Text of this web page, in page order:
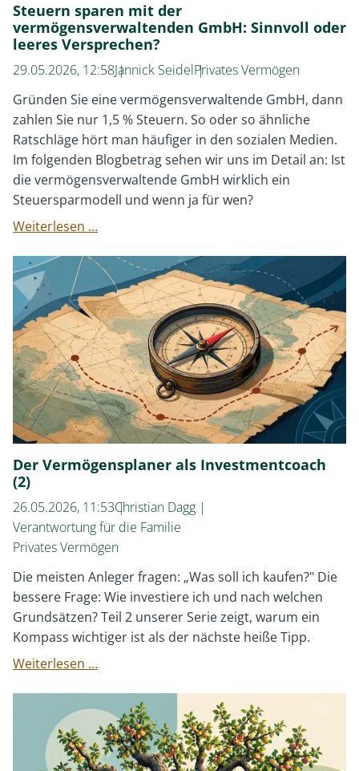
Steuern sparen mit der
vermögensverwaltenden GmbH: Sinnvoll oder
leeres Versprechen?
29.05.2026, 12:58Jannick SeidelPrivates Vermögen
Gründen Sie eine vermögensverwaltende GmbH, dann
zahlen Sie nur 1,5 % Steuern. So oder so ähnliche
Ratschläge hört man häufiger in den sozialen Medien.
Im folgenden Blogbetrag sehen wir uns im Detail an: Ist
die vermögensverwaltende GmbH wirklich ein
Steuersparmodell und wenn ja für wen?
Weiterlesen …Steuern
mit
der
vermögensverwaltenden
GmbH:
Sinnvoll
oder
leeres
Versprechen?
Der Vermögensplaner als Investmentcoach
(2)
26.05.2026, 11:53Christian Dagg
Verantwortung für die Familie
Privates Vermögen
Die meisten Anleger fragen: „Was soll ich kaufen?" Die
bessere Frage: Wie investiere ich und nach welchen
Grundsätzen? Teil 2 unserer Serie zeigt, warum ein
Kompass wichtiger ist als der nächste heiße Tipp.
Weiterlesen …Der
Investmentcoach
(2)